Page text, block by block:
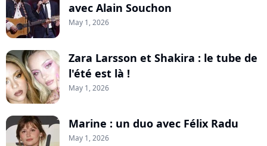
avec Alain Souchon
May 1, 2026
Zara Larsson et Shakira : le tube de
l'été est là !
May 1, 2026
Marine : un duo avec Félix Radu
May 1, 2026